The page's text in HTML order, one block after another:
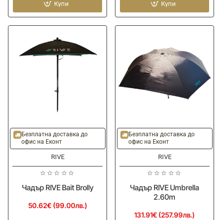
Fibreglass
Flatback
Купи
Inch
Camo
Купи
Безплатна доставка до
офис на Еконт
RIVE
Чадър RIVE Bait Brolly
50.62€ (99.00лв.)
Безплатна доставка до
офис на Еконт
RIVE
Чадър RIVE Umbrella
2.60m
131.91€ (257.99лв.)